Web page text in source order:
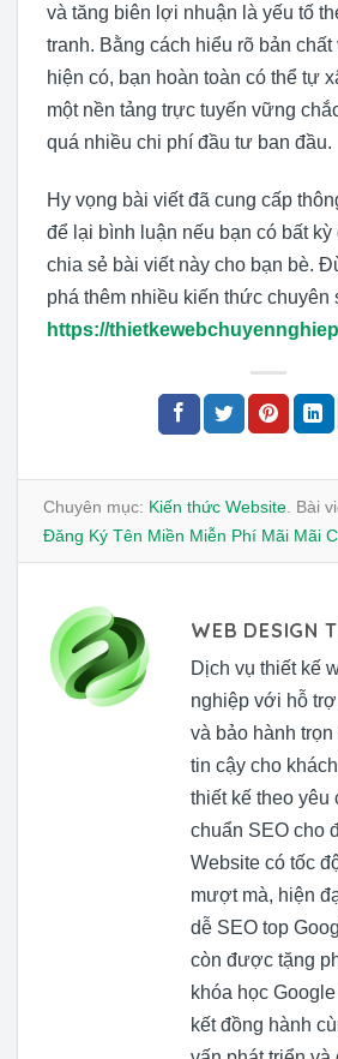
và tăng biên lợi nhuận là yếu tố
tranh. Bằng cách hiểu rõ bản
hiện có, bạn hoàn toàn có thể tự
một nền tảng trực tuyến vững
quá nhiều chi phí đầu tư ban đầu.
Hy vọng bài viết đã cung cấp
để lại bình luận nếu bạn có bất
chia sẻ bài viết này cho bạn bè.
phá thêm nhiều kiến thức chuyên
https://
Chuyên mục: Kiến thức Website. Bài
Đăng Ký Tên Miền Miễn Phí Mãi Mãi
WEB DESIGN
Dịch vụ thiết kế
nghiệp với hỗ
và bảo hành
tin cậy cho
thiết kế theo yêu
chuẩn SEO cho
Website có tốc
mượt mà, hiện
dễ SEO top
còn được tặng
khóa học
kết đồng hành